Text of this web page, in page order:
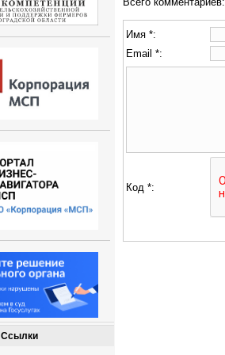
Ссылки
Имя *:
Email *:
Код *: